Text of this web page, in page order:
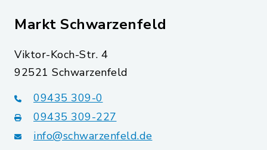
Markt Schwarzenfeld
Viktor-Koch-Str. 4
92521 Schwarzenfeld
09435 309-0
09435 309-227
info@schwarzenfeld.de